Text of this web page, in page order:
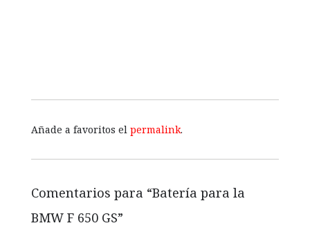
Añade a favoritos el permalink.
Comentarios para “Batería para la
BMW F 650 GS”